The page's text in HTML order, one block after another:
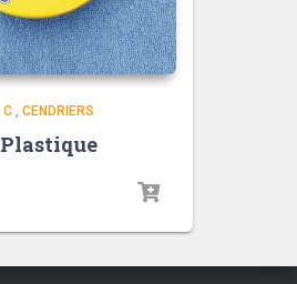
C , CENDRIERS
Plastique